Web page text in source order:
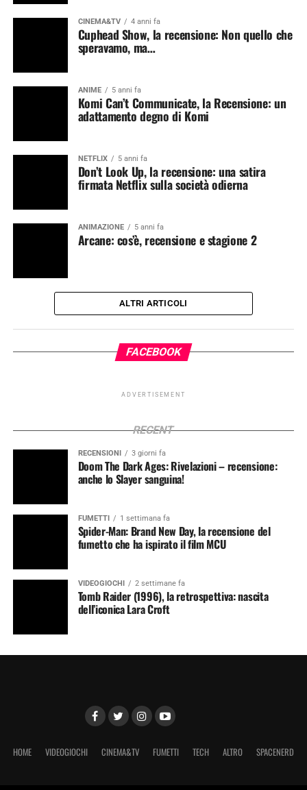
CINEMA&TV 4 anni fa
Cuphead Show, la recensione: Non quello che
speravamo, ma…
ANIME 5 anni fa
Komi Can’t Communicate, la Recensione: un
adattamento degno di Komi
NETFLIX 5 anni fa
Don’t Look Up, la recensione: una satira
firmata Netflix sulla società odierna
ANIMAZIONE 5 anni fa
Arcane: cos’è, recensione e stagione 2
ALTRI ARTICOLI
FACEBOOK
ADVERTISEMENT
RECENT
RECENSIONI 3 giorni fa
Doom The Dark Ages: Rivelazioni – recensione:
anche lo Slayer sanguina!
FUMETTI 1 settimana fa
Spider-Man: Brand New Day, la recensione del
fumetto che ha ispirato il film MCU
VIDEOGIOCHI 2 settimane fa
Tomb Raider (1996), la retrospettiva: nascita
dell’iconica Lara Croft
HOME VIDEOGIOCHI CINEMA&TV FUMETTI TECH ALTRO SPACENERD